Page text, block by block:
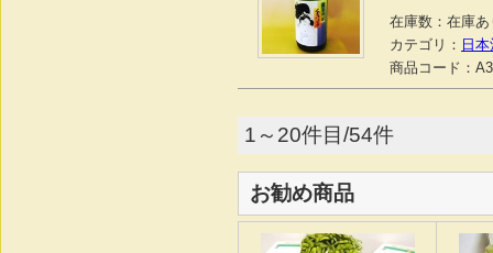
在庫数： 在庫あ
カテゴリ： 日
商品コード：
1～20件目/54件
お勧め商品